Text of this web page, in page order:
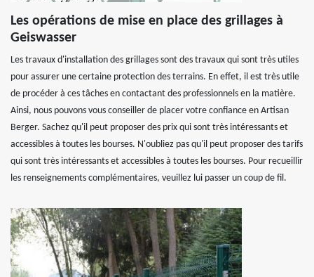
Les opérations de mise en place des grillages à
Geiswasser
Les travaux d'installation des grillages sont des travaux qui sont très utiles
pour assurer une certaine protection des terrains. En effet, il est très utile
de procéder à ces tâches en contactant des professionnels en la matière.
Ainsi, nous pouvons vous conseiller de placer votre confiance en Artisan
Berger. Sachez qu'il peut proposer des prix qui sont très intéressants et
accessibles à toutes les bourses. N'oubliez pas qu'il peut proposer des tarifs
qui sont très intéressants et accessibles à toutes les bourses. Pour recueillir
les renseignements complémentaires, veuillez lui passer un coup de fil.